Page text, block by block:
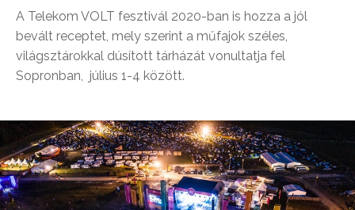
A Telekom VOLT fesztivál 2020-ban is hozza a jól
bevált receptet, mely szerint a műfajok széles,
világsztárokkal dúsított tárházát vonultatja fel
Sopronban, július 1-4 között.